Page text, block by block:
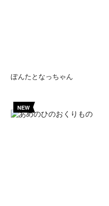
ぽんたとなっちゃん
NEW